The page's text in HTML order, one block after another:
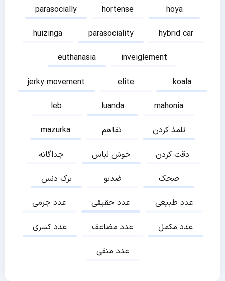
parasocially hortense
hoya
huizinga
parasociality
hybrid car
euthanasia
inveiglement
jerky movement
elite
koala
leb
luanda
mahonia
mazurka
تفاهم
تلمذ کردن
جداگانه
خوش لباس
دقت کردن
برک دنس
ضدبو
ضحک
عدد جرمی
عدد حقیقی
عدد طبیعی
عدد کسری
عدد مضاعف
عدد مکمل
عدد منفی